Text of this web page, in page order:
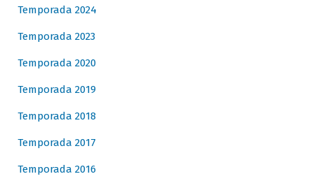
Temporada 2024
Temporada 2023
Temporada 2020
Temporada 2019
Temporada 2018
Temporada 2017
Temporada 2016